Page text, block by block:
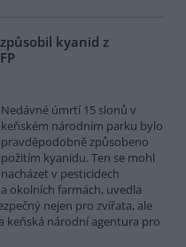
kyanid z
Nedávné úmrtí 15 slonů v
keňském národním parku bylo
pravděpodobně způsobeno
požitím kyanidu. Ten se mohl
nacházet v pesticidech
okolních farmách, uvedla
nejen pro zvířata, ale
keňská národní agentura pro